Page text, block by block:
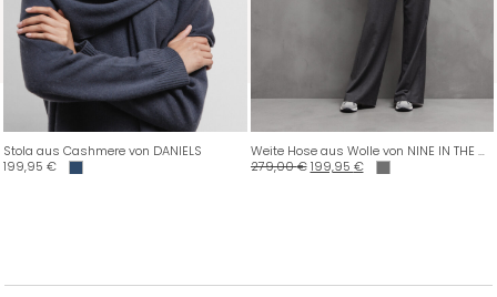
Stola aus Cashmere von DANIELS
199,95 €
Weite Hose aus Wolle von NINE IN THE MORNING
279,00€ 199,95 €